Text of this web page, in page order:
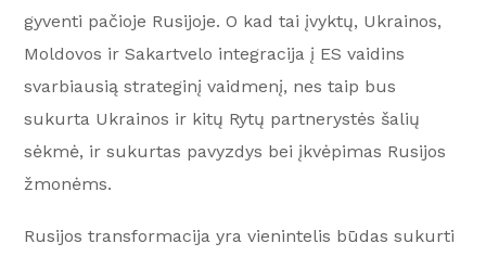
gyventi pačioje Rusijoje. O kad tai įvyktų, Ukrainos,
Moldovos ir Sakartvelo integracija į ES vaidins
svarbiausią strateginį vaidmenį, nes taip bus
sukurta Ukrainos ir kitų Rytų partnerystės šalių
sėkmė, ir sukurtas pavyzdys bei įkvėpimas Rusijos
žmonėms.
Rusijos transformacija yra vienintelis būdas sukurti